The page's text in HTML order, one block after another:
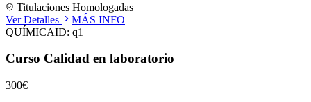
Titulaciones Homologadas
Ver Detalles
MÁS INFO
QUÍMICAID: q1
Curso Calidad en laboratorio
300€